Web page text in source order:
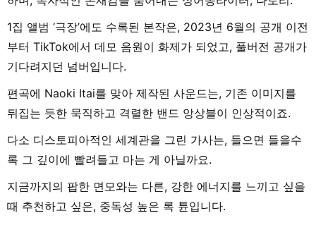
1집 앨범 ‘극장’에도 수록된 본작은, 2023년 6월의 공개 이전
부터 TikTok에서 데모 음원이 화제가 되었고, 풀버전 공개가
기다려지던 넘버입니다.
편곡에 Naoki Itai를 맞아 제작된 사운드는, 기존 이미지를
뒤집는 듯한 묵직하고 격렬한 밴드 앙상블이 인상적이죠.
다소 디스토피아적인 세계관을 그린 가사는, 들으면 들을수
록 그 깊이에 빨려들고 마는 게 아닐까요.
지금까지의 팝한 면모와는 다른, 강한 에너지를 느끼고 싶을
때 추천하고 싶은, 중독성 높은 록 튠입니다.